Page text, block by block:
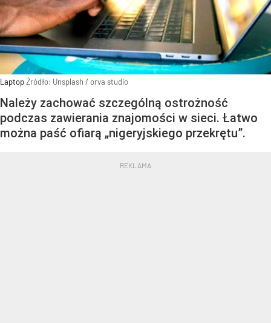
LaptopŹródło: Unsplash / orva studio
Należy zachować szczególną ostrożność
podczas zawierania znajomości w sieci. Łatwo
można paść ofiarą „nigeryjskiego przekrętu”.